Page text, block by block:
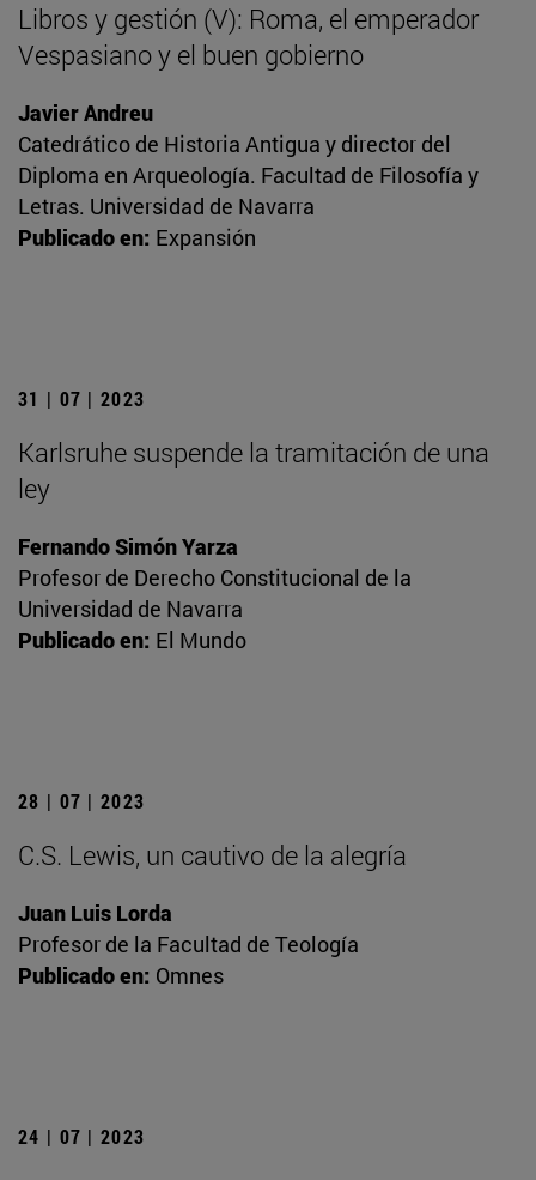
Libros y gestión (V): Roma, el emperador
Vespasiano y el buen gobierno
Javier Andreu
Catedrático de Historia Antigua y director del
Diploma en Arqueología. Facultad de Filosofía y
Letras. Universidad de Navarra
Publicado en: Expansión
31 | 07 | 2023
Karlsruhe suspende la tramitación de una
ley
Fernando Simón Yarza
Profesor de Derecho Constitucional de la
Universidad de Navarra
Publicado en: El Mundo
28 | 07 | 2023
C.S. Lewis, un cautivo de la alegría
Juan Luis Lorda
Profesor de la Facultad de Teología
Publicado en: Omnes
24 | 07 | 2023